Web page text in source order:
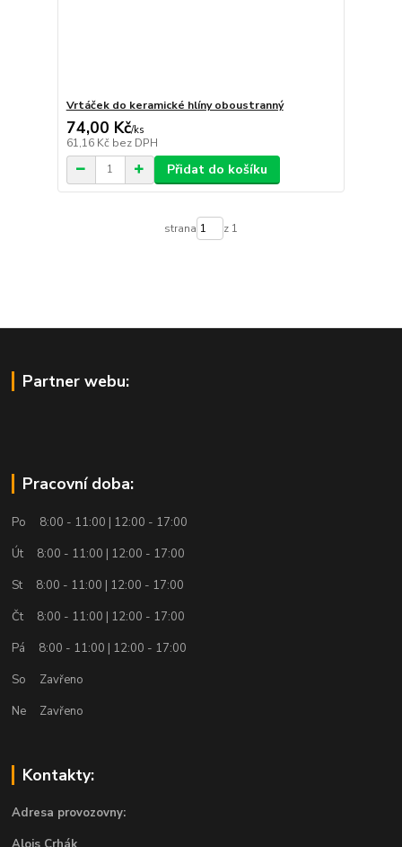
Vrtáček do keramické hlíny oboustranný
74,00 Kč/ks
61,16 Kč bez DPH
Přidat do košíku
strana z 1
Partner webu:
Pracovní doba:
Po 8:00 - 11:00 | 12:00 - 17:00
Út 8:00 - 11:00 | 12:00 - 17:00
St 8:00 - 11:00 | 12:00 - 17:00
Čt 8:00 - 11:00 | 12:00 - 17:00
Pá 8:00 - 11:00 | 12:00 - 17:00
So Zavřeno
Ne Zavřeno
Kontakty:
Adresa provozovny: